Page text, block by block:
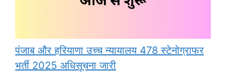
पंजाब और हरियाणा उच्च न्यायालय 478 स्टेनोग्राफर
भर्ती 2025 अधिसूचना जारी